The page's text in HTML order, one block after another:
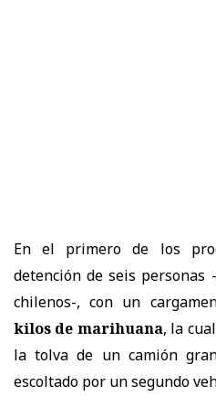
En el primero de los
detención de seis personas
chilenos-, con un
kilos de marihuana, la
la tolva de un camión
escoltado por un segundo